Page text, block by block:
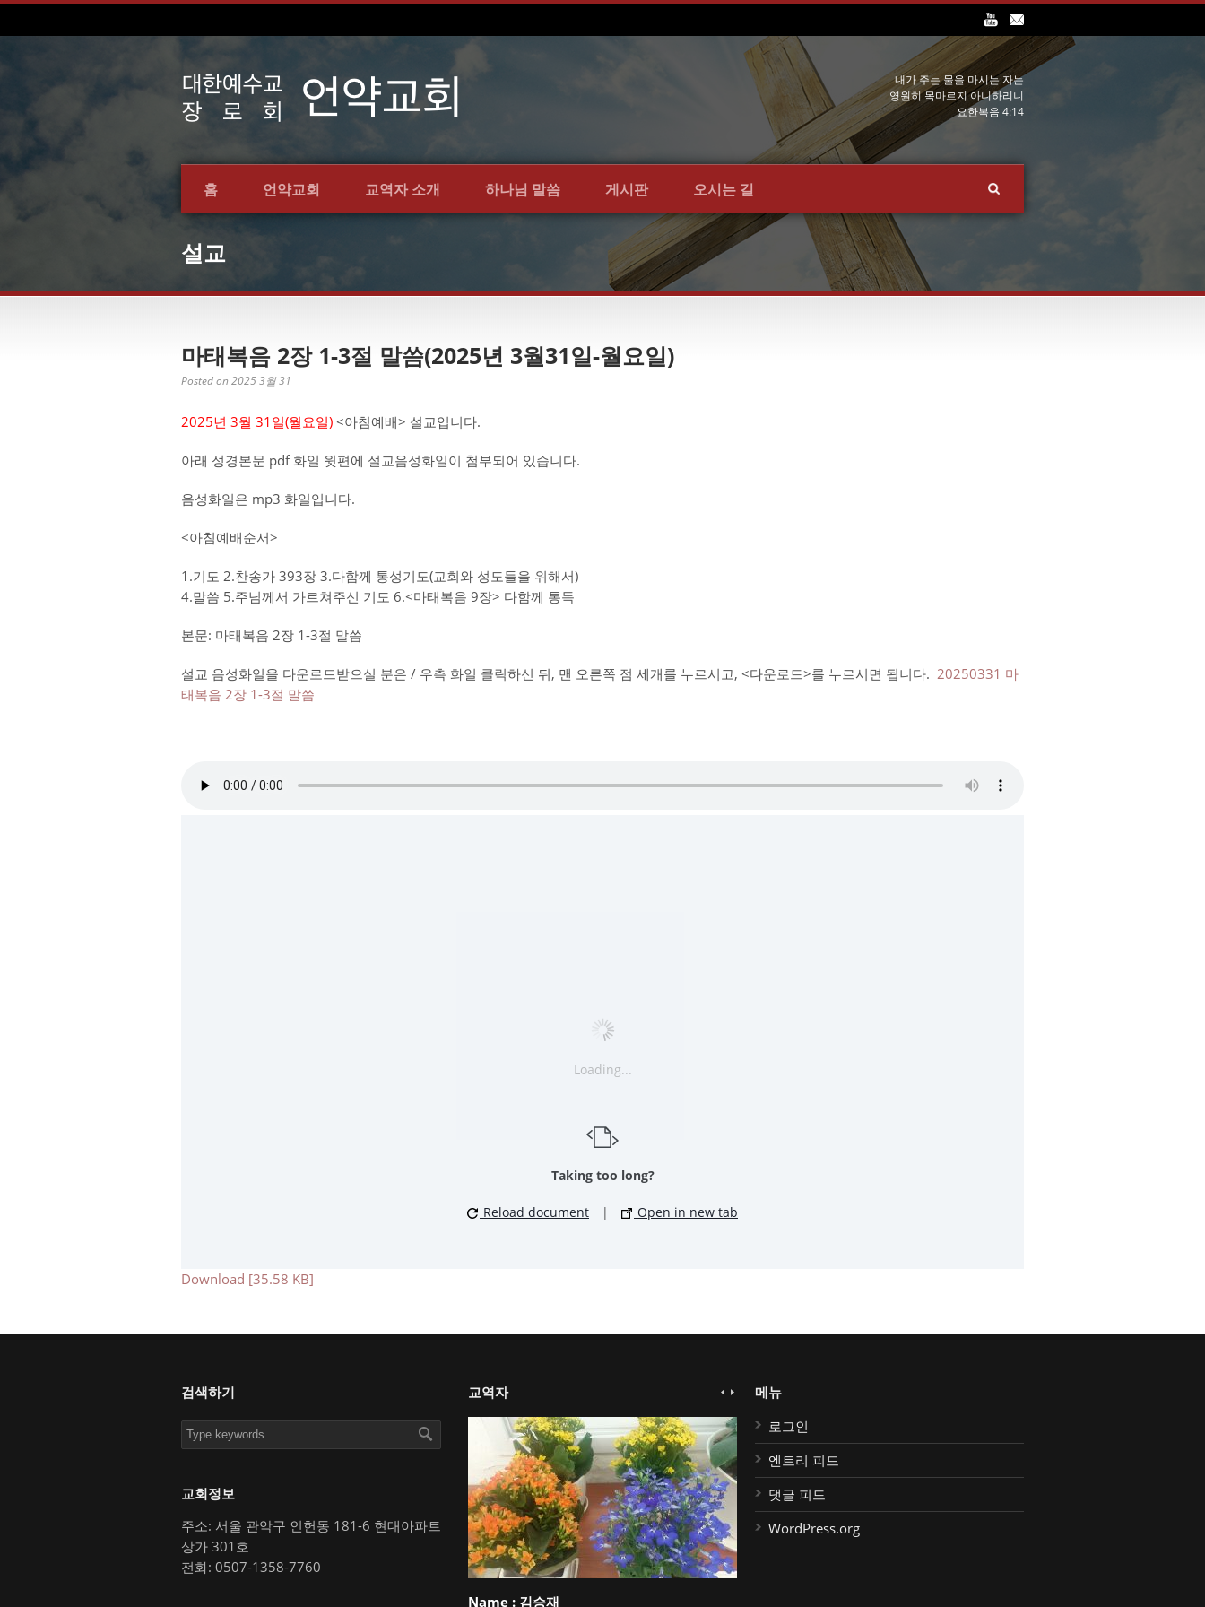
내가 주는 물을 마시는 자는
영원히 목마르지 아니하리니
요한복음 4:14
홈 언약교회 교역자 소개 하나님 말씀 게시판 오시는 길
설교
마태복음 2장 1-3절 말씀(2025년 3월31일-월요일)
Posted on 2025 3월 31
2025년 3월 31일(월요일) <아침예배> 설교입니다.
아래 성경본문 pdf 화일 윗편에 설교음성화일이 첨부되어 있습니다.
음성화일은 mp3 화일입니다.
<아침예배순서>
1.기도 2.찬송가 393장 3.다함께 통성기도(교회와 성도들을 위해서)
4.말씀 5.주님께서 가르쳐주신 기도 6.<마태복음 9장> 다함께 통독
본문: 마태복음 2장 1-3절 말씀
설교 음성화일을 다운로드받으실 분은 / 우측 화일 클릭하신 뒤, 맨 오른쪽 점 세개를 누르시고, <다운로드>를 누르시면 됩니다. 20250331 마
태복음 2장 1-3절 말씀
Loading...
Taking too long?
Reload document | Open in new tab
Download [35.58 KB]
검색하기
교회정보
주소: 서울 관악구 인헌동 181-6 현대아파트
상가 301호
전화: 0507-1358-7760
교역자
Name :김승재
메뉴
로그인
엔트리 피드
댓글 피드
WordPress.org